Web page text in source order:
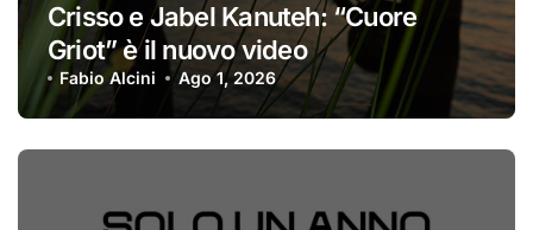
Crisso e Jabel Kanuteh: “Cuore
Griot” è il nuovo video
Fabio Alcini Ago 1, 2026